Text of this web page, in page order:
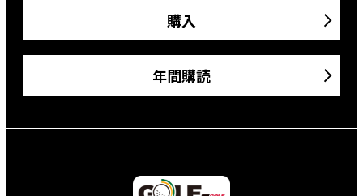
購入
年間購読